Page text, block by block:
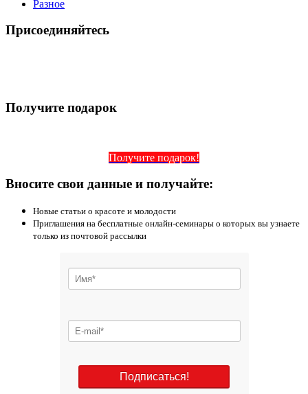
Разное
Присоединяйтесь
Получите подарок
Получите подарок!
Вносите свои данные и получайте:
Новые статьи о красоте и молодости
Приглашения на бесплатные онлайн-семинары о которых вы узнаете
только из почтовой рассылки